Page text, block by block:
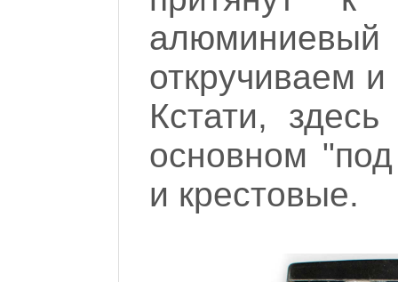
откручиваем
Кстати,
основном "под
и крестовые.